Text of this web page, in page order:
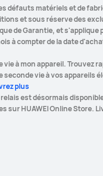
défauts matériels et de
et sous réserve des
de Garantie, et s'applique
vie à mon appareil. Trouvez
vie à vos appareils
plus
est désormais
sur HUAWEI Online Store.